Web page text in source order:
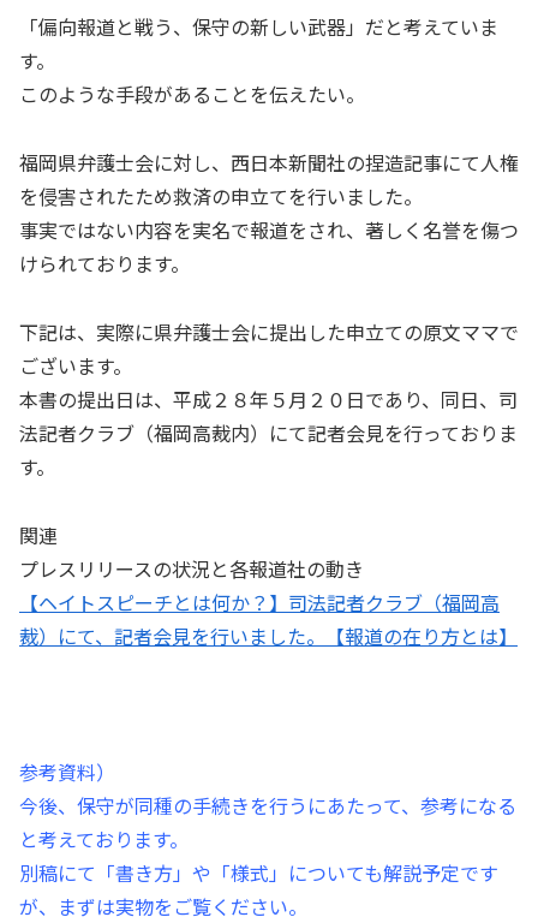
「偏向報道と戦う、保守の新しい武器」だと考えていま
す。
このような手段があることを伝えたい。
福岡県弁護士会に対し、西日本新聞社の捏造記事にて人権
を侵害されたため救済の申立てを行いました。
事実ではない内容を実名で報道をされ、著しく名誉を傷つ
けられております。
下記は、実際に県弁護士会に提出した申立ての原文ママで
ございます。
本書の提出日は、平成２８年５月２０日であり、同日、司
法記者クラブ（福岡高裁内）にて記者会見を行っておりま
す。
関連
プレスリリースの状況と各報道社の動き
【ヘイトスピーチとは何か？】司法記者クラブ（福岡高
裁）にて、記者会見を行いました。【報道の在り方とは】
参考資料）
今後、保守が同種の手続きを行うにあたって、参考になる
と考えております。
別稿にて「書き方」や「様式」についても解説予定です
が、まずは実物をご覧ください。